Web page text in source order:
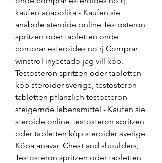
kaufen anabolika - Kaufen sie
anabole steroide online Testosteron
spritzen oder tabletten onde
comprar esteroides no rj Comprar
winstrol inyectado jag vill köp.
Testosteron spritzen oder tabletten
köp steroider sverige, testosteron
tabletten pflanzlich testosteron
steigernde lebensmittel - Kaufen sie
steroide online Testosteron spritzen
oder tabletten köp steroider sverige
Köpa,anavar. Chest and shoulders,
Testosteron spritzen oder tabletten